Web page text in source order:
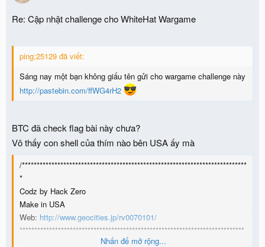
Re: Cập nhật challenge cho WhiteHat Wargame
ping;25129 đã viết:
Sáng nay một bạn không giấu tên gửi cho wargame challenge này
http://pastebin.com/ffWG4rH2
BTC đã check flag bài này chưa?
Vô thấy con shell của thím nào bên USA ấy mà
/****************************************************************************
*
Codz by Hack Zero
Make in USA
Web: http://www.geocities.jp/rv0070101/
****************************************************************************
Nhấn để mở rộng...